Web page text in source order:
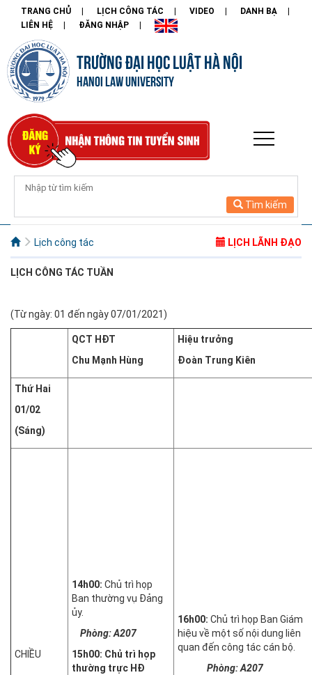
TRANG CHỦ LỊCH CÔNG TÁC VIDEO
DANH BẠ
LIÊN HỆ
ĐĂNG NHẬP
TRƯỜNG ĐẠI HỌC LUẬT HÀ NỘI
HANOI LAW UNIVERSITY
Tìm kiếm
Lịch công tác LỊCH LÃNH ĐẠO
LỊCH CÔNG TÁC TUẦN
(Từ ngày: 01 đến ngày 07/01/2021)
QCT HĐT
Chu Mạnh Hùng
Hiệu trưởng
Đoàn Trung Kiên
Thứ Hai
01/02
(Sáng)
CHIỀU
14h00: Chủ trì họp
Ban thường vụ Đảng
ủy.
Phòng: A207
15h00: Chủ trì họp
thường trực HĐ
1 6h00: Chủ trì họp Ban Giám
hiệu về một số nội dung liên
quan đến công tác cán bộ.
Phòng: A207